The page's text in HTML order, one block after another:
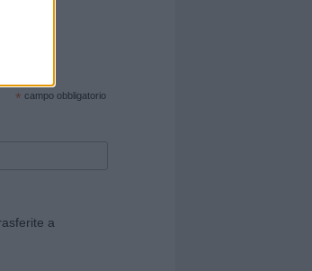
* campo obbligatorio
a